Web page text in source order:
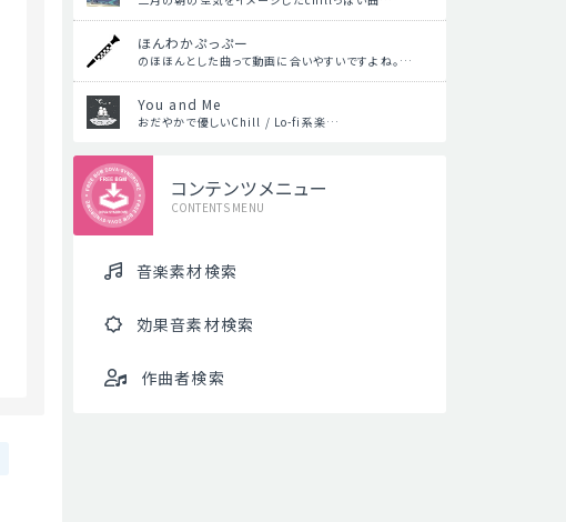
ほんわかぷっぷー
のほほんとした曲って動画に合いやすいですよね。…
You and Me
おだやかで優しいChill / Lo-fi系楽…
コンテンツメニュー
CONTENTS MENU
音楽素材検索
効果音素材検索
作曲者検索